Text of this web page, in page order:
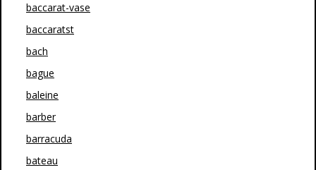
baccarat-vase
baccaratst
bach
bague
baleine
barber
barracuda
bateau